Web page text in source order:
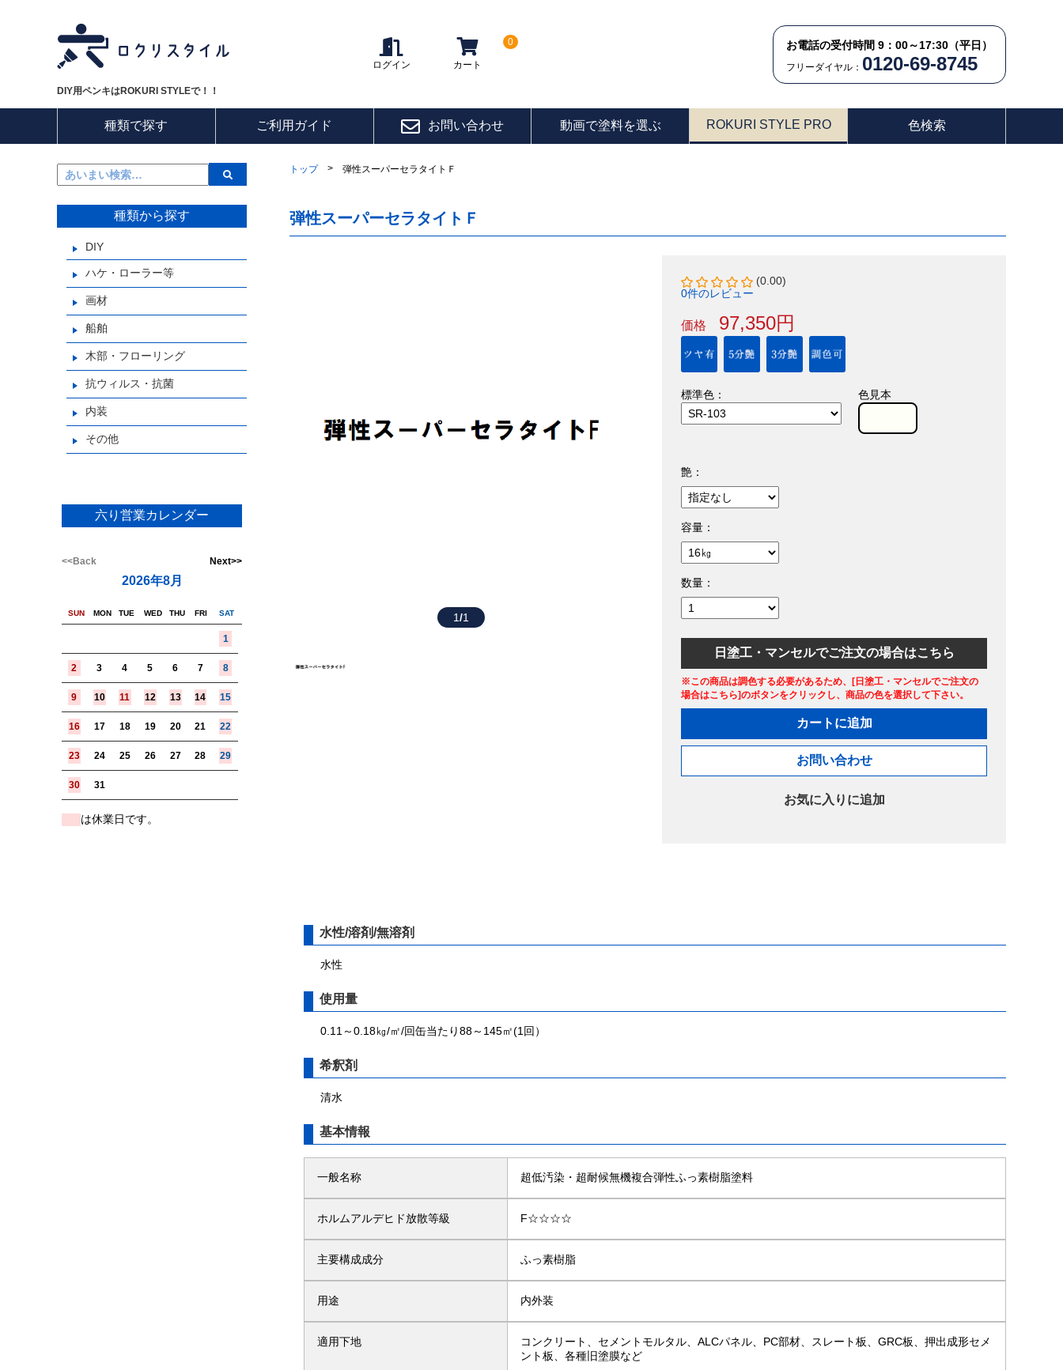
DIY用ペンキはROKURI STYLEで！！
ログイン カート
0 お電話の受付時間 9：00～17:30（平日）
フリーダイヤル： 0120-69-8745
種類で探す ご利用ガイド お問い合わせ 動画で塗料を選ぶ ROKURI STYLE PRO 色検索
種類から探す
DIY
ハケ・ローラー等
画材
船舶
木部・フローリング
抗ウィルス・抗菌
内装
その他
六り営業カレンダー
<<Back Next>>
2026年8月
SUN MON TUE WED THU FRI SAT
1
2 3 4 5 6 7 8
9 10 11 12 13 14 15
16 17 18 19 20 21 22
23 24 25 26 27 28 29
30 31
は休業日です。
トップ > 弾性スーパーセラタイトＦ
弾性スーパーセラタイトＦ
1/1
(0.00)
0件のレビュー
価格 97,350円
標準色： 色見本
艶：
容量：
数量：
日塗工・マンセルでご注文の場合はこちら
※この商品は調色する必要があるため、[日塗工・マンセルでご注文の
場合はこちら]のボタンをクリックし、商品の色を選択して下さい。
カートに追加
お問い合わせ
お気に入りに追加
水性/溶剤/無溶剤
水性
使用量
0.11～0.18㎏/㎡/回缶当たり88～145㎡(1回）
希釈剤
清水
基本情報
一般名称 超低汚染・超耐候無機複合弾性ふっ素樹脂塗料
ホルムアルデヒド放散等級 F☆☆☆☆
主要構成成分 ふっ素樹脂
用途 内外装
適用下地
コンクリート、セメントモルタル、ALCパネル、PC部材、スレート板、GRC板、押出成形セメ
ント板、各種旧塗膜など